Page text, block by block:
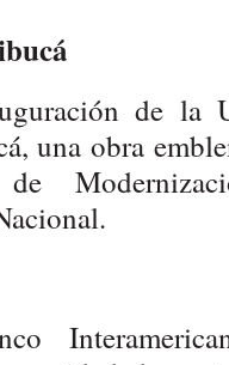
de la
una obra